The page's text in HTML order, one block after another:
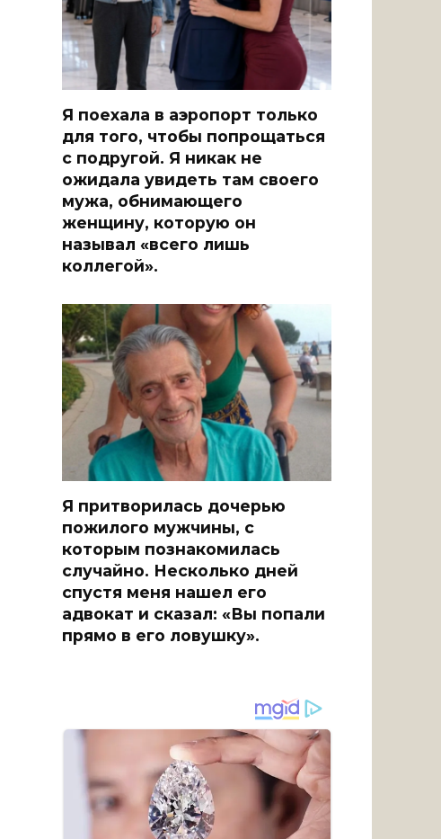
Я поехала в аэропорт только
для того, чтобы попрощаться
с подругой. Я никак не
ожидала увидеть там своего
мужа, обнимающего
женщину, которую он
называл «всего лишь
коллегой».
Я притворилась дочерью
пожилого мужчины, с
которым познакомилась
случайно. Несколько дней
спустя меня нашел его
адвокат и сказал: «Вы попали
прямо в его ловушку».